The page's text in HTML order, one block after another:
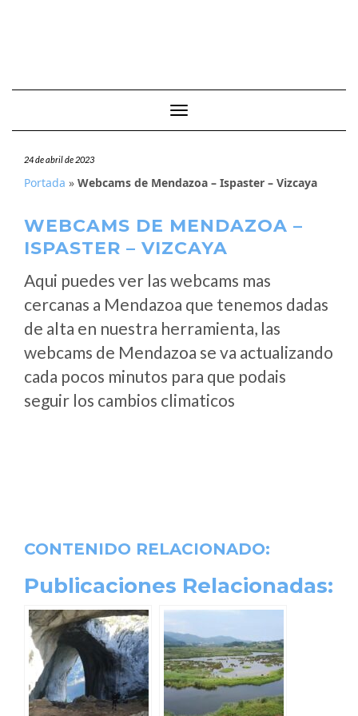
Cambiar modo de navegación
24 de abril de 2023
Portada » Webcams de Mendazoa – Ispaster – Vizcaya
WEBCAMS DE MENDAZOA –
ISPASTER – VIZCAYA
Aqui puedes ver las webcams mas
cercanas a Mendazoa que tenemos dadas
de alta en nuestra herramienta, las
webcams de Mendazoa se va actualizando
cada pocos minutos para que podais
seguir los cambios climaticos
CONTENIDO RELACIONADO:
Publicaciones Relacionadas: